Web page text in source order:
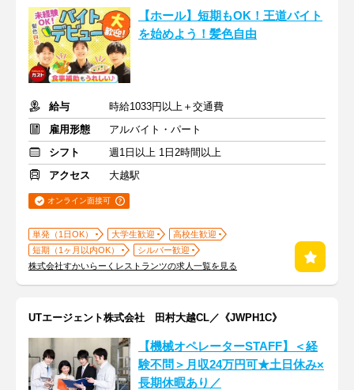
【ホール】短期もOK！王道バイト
を始めよう！髪色自由
給与
時給1033円以上＋交通費
雇用形態
アルバイト・パート
シフト
週1日以上 1日2時間以上
アクセス
大越駅
オンライン面接可
単発（1日OK） 大学生歓迎
高校生歓迎
短期（1ヶ月以内OK）
シルバー歓迎
株式会社すかいらーくレストランツの求人一覧を見る
UTエージェント株式会社 田村大越CL／《JWPH1C》
【機械オペレーターSTAFF】＜経
験不問＞月収24万円可★土日休み×
長期休暇あり／